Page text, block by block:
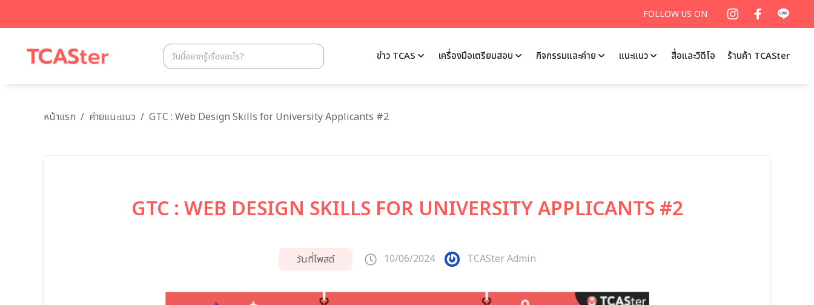
FOLLOW US ON
ข่าว TCAS เครื่องมือเตรียมสอบ กิจกรรมและค่าย แนะแนว สื่อและวิดีโอ ร้านค้า TCASter
หน้าแรก / ค่ายแนะแนว / GTC : Web Design Skills for University Applicants #2
GTC : WEB DESIGN SKILLS FOR UNIVERSITY APPLICANTS #2
วันที่โพสต์ 10/06/2024 TCASter Admin